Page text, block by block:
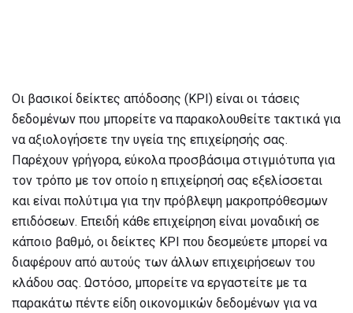
Οι βασικοί δείκτες απόδοσης (KPI) είναι οι τάσεις
δεδομένων που μπορείτε να παρακολουθείτε τακτικά για
να αξιολογήσετε την υγεία της επιχείρησής σας.
Παρέχουν γρήγορα, εύκολα προσβάσιμα στιγμιότυπα για
τον τρόπο με τον οποίο η επιχείρησή σας εξελίσσεται
και είναι πολύτιμα για την πρόβλεψη μακροπρόθεσμων
επιδόσεων. Επειδή κάθε επιχείρηση είναι μοναδική σε
κάποιο βαθμό, οι δείκτες KPI που δεσμεύετε μπορεί να
διαφέρουν από αυτούς των άλλων επιχειρήσεων του
κλάδου σας. Ωστόσο, μπορείτε να εργαστείτε με τα
παρακάτω πέντε είδη οικονομικών δεδομένων για να